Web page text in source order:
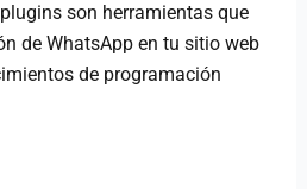
son herramientas que
de WhatsApp en tu sitio web
de programación